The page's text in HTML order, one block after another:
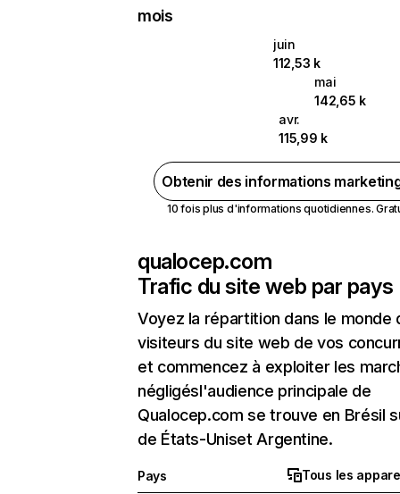
mois
juin
112,53 k
mai
142,65 k
avr.
115,99 k
Obtenir des informations
10 fois plus d'informations quotidiennes.
qualocep.com
Trafic du site web par pays
Voyez la répartition dans le monde
visiteurs du site web de vos
et commencez à exploiter les
négligésl'audience principale de
Qualocep.com se trouve en Brésil
de États-Uniset Argentine.
Pays
Tous les